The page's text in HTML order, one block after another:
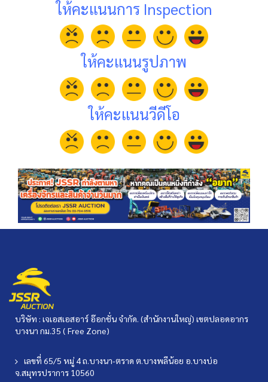
ให้คะแนนการ Inspection
ให้คะแนนรูปภาพ
ให้คะแนนวีดีโอ
บริษัท : เจเอสเอสอาร์ อ๊อกชั่น จำกัด. (สำนักงานใหญ่) เขตปลอดอากร
บางนา กม.35 ( Free Zone)
เลขที่ 65/5 หมู่ 4 ถ.บางนา-ตราด ต.บางพลีน้อย อ.บางบ่อ
จ.สมุทรปราการ 10560